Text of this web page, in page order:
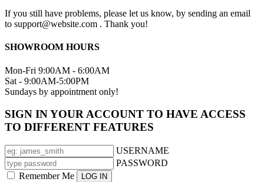
If you still have problems, please let us know, by sending an email
to support@website.com . Thank you!
SHOWROOM HOURS
Mon-Fri 9:00AM - 6:00AM
Sat - 9:00AM-5:00PM
Sundays by appointment only!
SIGN IN YOUR ACCOUNT TO HAVE ACCESS
TO DIFFERENT FEATURES
USERNAME
PASSWORD
Remember Me